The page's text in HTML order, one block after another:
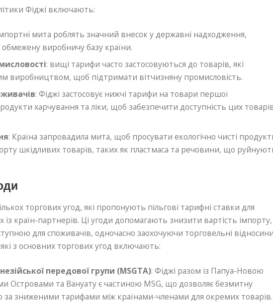
Фіджі включають:
мита роблять значний внесок у державні надходження,
виробничу базу країни.
: вищі тарифи часто застосовуються до товарів, які
виробництвом, щоб підтримати вітчизняну промисловість.
: Фіджі застосовує нижчі тарифи на товари першої
харчування та ліки, щоб забезпечити доступність цих
: Країна запровадила мита, щоб просувати екологічно чисті
шкідливих товарів, таких як пластмаса та речовини, що
торгових угод, які пропонують пільгові тарифні ставки для
країн-партнерів. Ці угоди допомагають знизити вартість імпорту,
для споживачів, одночасно заохочуючи торговельні
з основних торгових угод включають:
передової групи (MSGTA): Фіджі разом із Папуа-Новою
Островами та Вануату є частиною MSG, що дозволяє безмитну
за зниженими тарифами між країнами-членами для окремих товарів.